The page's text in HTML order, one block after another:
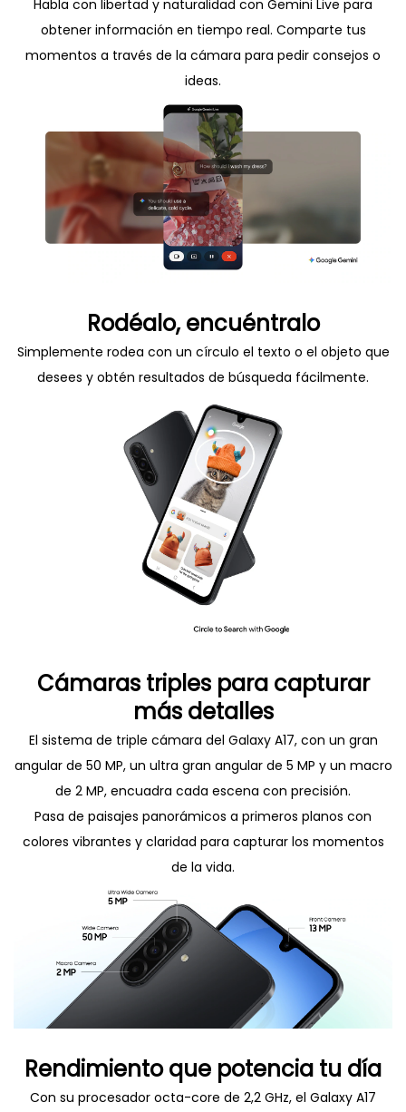
Habla con libertad y naturalidad con Gemini Live para
obtener información en tiempo real. Comparte tus
momentos a través de la cámara para pedir consejos o
ideas.
Rodéalo, encuéntralo
Simplemente rodea con un círculo el texto o el objeto que
desees y obtén resultados de búsqueda fácilmente.
Cámaras triples para capturar
más detalles
El sistema de triple cámara del Galaxy A17, con un gran
angular de 50 MP, un ultra gran angular de 5 MP y un macro
de 2 MP, encuadra cada escena con precisión.
Pasa de paisajes panorámicos a primeros planos con
colores vibrantes y claridad para capturar los momentos
de la vida.
Rendimiento que potencia tu día
Con su procesador octa-core de 2,2 GHz, el Galaxy A17